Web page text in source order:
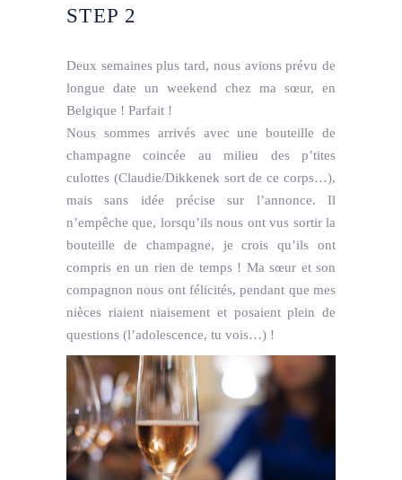
STEP 2
Deux semaines plus tard, nous avions prévu de
longue date un weekend chez ma sœur, en
Belgique ! Parfait !
Nous sommes arrivés avec une bouteille de
champagne coincée au milieu des p’tites
culottes (Claudie/Dikkenek sort de ce corps…),
mais sans idée précise sur l’annonce. Il
n’empêche que, lorsqu’ils nous ont vus sortir la
bouteille de champagne, je crois qu’ils ont
compris en un rien de temps ! Ma sœur et son
compagnon nous ont félicités, pendant que mes
nièces riaient niaisement et posaient plein de
questions (l’adolescence, tu vois…) !